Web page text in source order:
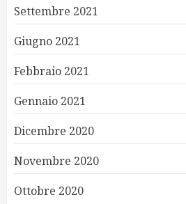
Settembre 2021
Giugno 2021
Febbraio 2021
Gennaio 2021
Dicembre 2020
Novembre 2020
Ottobre 2020